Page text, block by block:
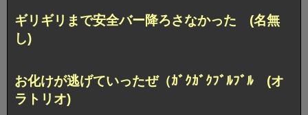
ギリギリまで安全バー降ろさなかった (名無
し)
お化けが逃げていったぜ（ｶﾞｸｶﾞｸﾌﾞﾙﾌﾞﾙ (オ
ラトリオ)